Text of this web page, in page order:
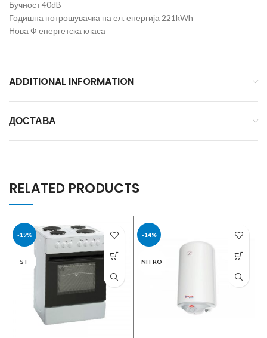
Бучност 40dB
Годишна потрошувачка на ел. енергија 221kWh
Нова Ф енергетска класа
ADDITIONAL INFORMATION
ДОСТАВА
RELATED PRODUCTS
-19%
ST
-14%
NITRO